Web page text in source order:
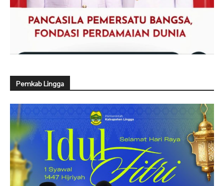
Pemkab Lingga